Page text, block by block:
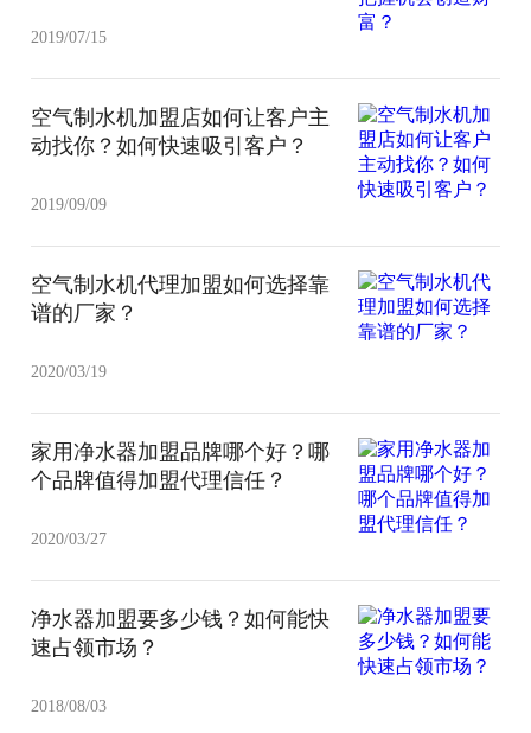
2019/07/15
空气制水机加盟店如何让客户主
动找你？如何快速吸引客户？
2019/09/09
空气制水机代理加盟如何选择靠
谱的厂家？
2020/03/19
家用净水器加盟品牌哪个好？哪
个品牌值得加盟代理信任？
2020/03/27
净水器加盟要多少钱？如何能快
速占领市场？
2018/08/03